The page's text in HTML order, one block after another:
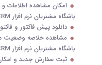
امکان مشاهده
باشگاه مشتریان نرم افزار CRM ایده آل
دانلود پیش فاکتور و
مشاهده خلاصه وضعیت
باشگاه مشتریان نرم افزار CRM ایده آل
ثبت سفارش جدید و